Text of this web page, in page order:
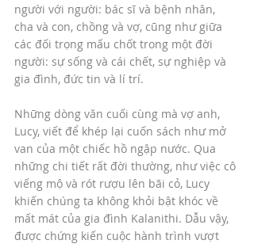
người với người: bác sĩ và bệnh nhân,
cha và con, chồng và vợ, cũng như giữa
các đối trọng mấu chốt trong một đời
người: sự sống và cái chết, sự nghiệp và
gia đình, đức tin và lí trí.
Những dòng văn cuối cùng mà vợ anh,
Lucy, viết để khép lại cuốn sách như mở
van của một chiếc hồ ngập nước. Qua
những chi tiết rất đời thường, như việc cô
viếng mộ và rót rượu lên bãi cỏ, Lucy
khiến chúng ta không khỏi bật khóc về
mất mát của gia đình Kalanithi. Dẫu vậy,
được chứng kiến cuộc hành trình vượt